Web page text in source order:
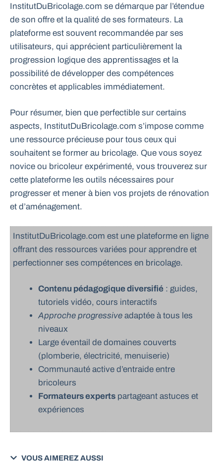
InstitutDuBricolage.com se démarque par l’étendue
de son offre et la qualité de ses formateurs. La
plateforme est souvent recommandée par ses
utilisateurs, qui apprécient particulièrement la
progression logique des apprentissages et la
possibilité de développer des compétences
concrètes et applicables immédiatement.
Pour résumer, bien que perfectible sur certains
aspects, InstitutDuBricolage.com s’impose comme
une ressource précieuse pour tous ceux qui
souhaitent se former au bricolage. Que vous soyez
novice ou bricoleur expérimenté, vous trouverez sur
cette plateforme les outils nécessaires pour
progresser et mener à bien vos projets de rénovation
et d’aménagement.
InstitutDuBricolage.com est une plateforme en ligne
offrant des ressources variées pour apprendre et
perfectionner ses compétences en bricolage.
Contenu pédagogique diversifié : guides,
tutoriels vidéo, cours interactifs
Approche progressive adaptée à tous les
niveaux
Large éventail de domaines couverts
(plomberie, électricité, menuiserie)
Communauté active d’entraide entre
bricoleurs
Formateurs experts partageant astuces et
expériences
VOUS AIMEREZ AUSSI